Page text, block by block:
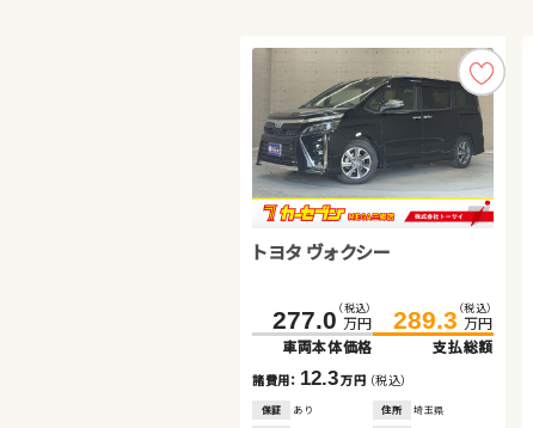
トヨタ ヴォクシー
277.0 （税込）
万円
車両本体価格
289.3 （税込）
万円
支払総額
諸費用： 12.3万円 （税込）
保証 あり 住所 埼玉県
スズキ スイフト
136.4 （税込）
万円
車両本体価格
140.0 （税込）
万円
支払総額
諸費用： 3.6 万円（税込）
保証 なし 住所 京都府
トヨタ ノア
121.6（税込）
万円
諸費用：15.6 万円（税込）
なし
埼玉県
年式
2013年 走行